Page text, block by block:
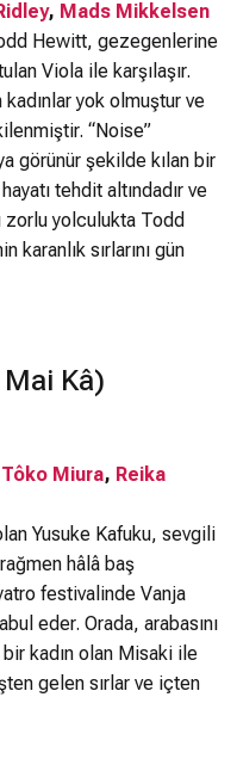
, Mads Mikkelsen
Hewitt, gezegenlerine
Viola ile karşılaşır.
kadınlar yok olmuştur ve
“Noise”
görünür şekilde kılan bir
tehdit altındadır ve
zorlu yolculukta Todd
sırlarını gün
Kâ)
Tôko Miura, Reika
Yusuke Kafuku, sevgili
rağmen hâlâ baş
festivalinde Vanja
eder. Orada, arabasını
kadın olan Misaki ile
gelen sırlar ve içten